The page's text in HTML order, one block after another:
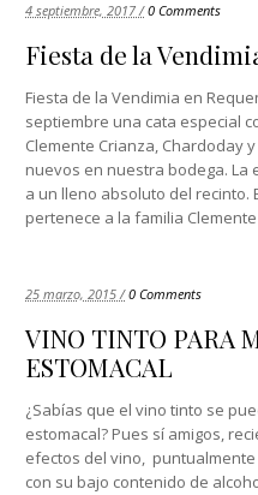
4 septiembre, 2017 / 0 Comments
Fiesta de la
Fiesta de la Vendimia en
septiembre una cata especial
Clemente Crianza, Chardoday
nuevos en nuestra bodega. La
a un lleno absoluto del recinto.
pertenece a la familia
25 marzo, 2015 / 0 Comments
VINO TINTO PARA
ESTOMACAL
¿Sabías que el vino tinto se
estomacal? Pues sí amigos,
efectos del vino,
con su bajo contenido de